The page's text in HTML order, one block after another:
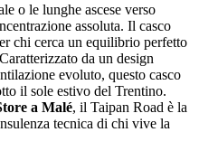
o le lunghe ascese verso
assoluta. Il casco
chi cerca un equilibrio perfetto
da un design
evoluto, questo casco
il sole estivo del Trentino.
a Malé, il Taipan Road è la
tecnica di chi vive la